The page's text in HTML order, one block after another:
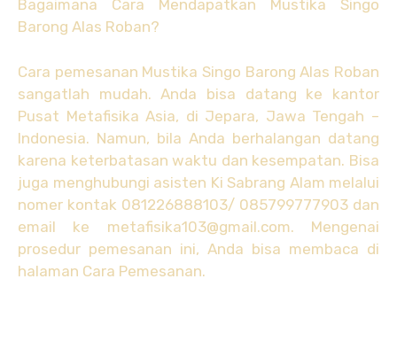
Bagaimana Cara Mendapatkan Mustika Singo
Barong Alas Roban?
Cara pemesanan Mustika Singo Barong Alas Roban
sangatlah mudah. Anda bisa datang ke kantor
Pusat Metafisika Asia, di Jepara, Jawa Tengah –
Indonesia. Namun, bila Anda berhalangan datang
karena keterbatasan waktu dan kesempatan. Bisa
juga menghubungi asisten Ki Sabrang Alam melalui
nomer kontak 081226888103/ 085799777903 dan
email ke metafisika103@gmail.com. Mengenai
prosedur pemesanan ini, Anda bisa membaca di
halaman Cara Pemesanan.